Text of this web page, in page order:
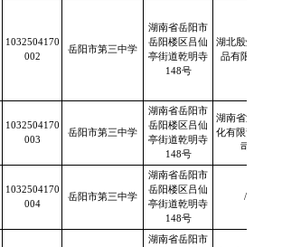
1032504170
002
岳阳市第三中学
湖南省岳阳市
岳阳楼区吕仙
亭街道乾明寺
148号
湖北殷煌调味
品有限公司
1032504170
003
岳阳市第三中学
湖南省岳阳市
岳阳楼区吕仙
亭街道乾明寺
148号
湖南省湘澧盐
化有限责任公
司
1032504170
004
岳阳市第三中学
湖南省岳阳市
岳阳楼区吕仙
亭街道乾明寺
148号
/
湖南省岳阳市